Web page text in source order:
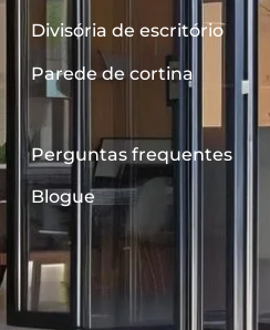
Divisória de escritório
Parede de cortina
Perguntas frequentes
Blogue